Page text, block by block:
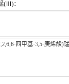
(Ⅲ)：
四甲基-3,5-庚烯